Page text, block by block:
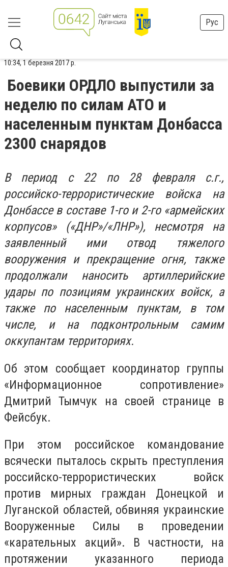
Рус
10:34, 1 березня 2017 р.
Боевики ОРДЛО выпустили за
неделю по силам АТО и
населенным пунктам Донбасса
2300 снарядов
В период с 22 по 28 февраля с.г.,
российско-террористические войска на
Донбассе в составе 1-го и 2-го «армейских
корпусов» («ДНР»/«ЛНР»), несмотря на
заявленный ими отвод тяжелого
вооружения и прекращение огня, также
продолжали наносить артиллерийские
удары по позициям украинских войск, а
также по населенным пунктам, в том
числе, и на подконтрольным самим
оккупантам территориях.
Об этом сообщает координатор группы
«Информационное сопротивление»
Дмитрий Тымчук на своей странице в
Фейсбук.
При этом российское командование
всячески пыталось скрыть преступления
российско-террористических войск
против мирных граждан Донецкой и
Луганской областей, обвиняя украинские
Вооруженные Силы в проведении
«карательных акций». В частности, на
протяжении указанного периода